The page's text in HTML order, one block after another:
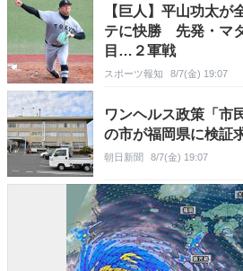
【巨人】平山功太が
テに快勝 先発・マ
目…２軍戦
スポーツ報知 8/7(金) 19:07
ワンヘルス政策「
の市が福岡県に検証
朝日新聞 8/7(金) 19:07